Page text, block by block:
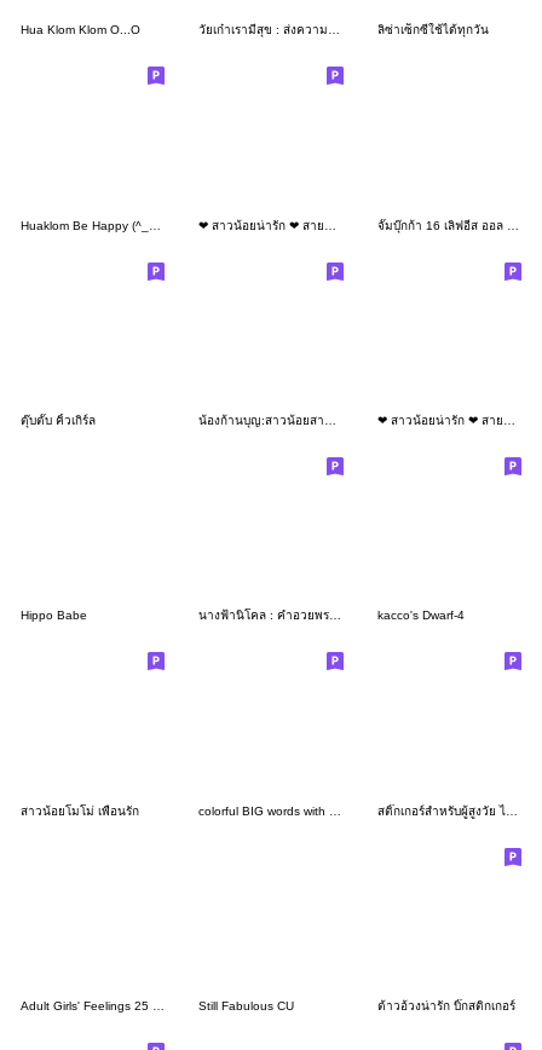
Hua Klom Klom O...O วัยเก๋าเรามีสุข : ส่งความห่วงใย ลิซ่าเซ็กซี่ใช้ได้ทุกวัน
ตุ๊บตั๊บ คิ้วเกิร์ล
Hippo Babe นางฟ้านิโคล : คำอวยพรที่ใช้ได้ทุกวัน kacco's Dwarf-4
สาวน้อยโมโม่ เพื่อนรัก สติ๊กเกอร์สำหรับผู้สูงวัย ไม่ใช้แว่น 4
Still Fabulous CU ต้าวอ้วงน่ารัก บิ๊กสติกเกอร์